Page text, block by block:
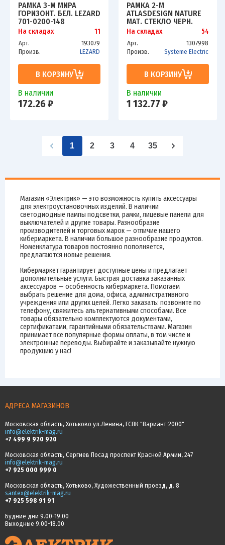
РАМКА 3-М МИРА
ГОРИЗОНТ. БЕЛ. LEZARD
701-0200-148
На складах 11
Арт.
193079
Произв.
LEZARD
В КОРЗИНУ
В наличии
172.26 ₽
РАМКА 2-М
ATLASDESIGN NATURE
МАТ. СТЕКЛО ЧЕРН.
SCHE ATN331002
На складах 54
Арт.
1307998
Произв.
Systeme Electric
В КОРЗИНУ
В наличии
1 132.77 ₽
1 2 3 4 35
Магазин «Электрик» — это возможность купить аксессуары
для электроустановочных изделий. В наличии
светодиодные лампы подсветки, рамки, лицевые панели для
выключателей и другие товары. Разнообразие
производителей и торговых марок — отличие нашего
кибермаркета. В наличии большое разнообразие продуктов.
Номенклатура товаров постоянно пополняется,
предлагаются новые решения.
Кибермаркет гарантирует доступные цены и предлагает
дополнительные услуги. Быстрая доставка заказанных
аксессуаров — особенность кибермаркета. Помогаем
выбрать решение для дома, офиса, административного
учреждения или других целей. Легко заказать: позвоните по
телефону, свяжитесь альтернативными способами. Все
товары обязательно комплектуются документами,
сертификатами, гарантийными обязательствами. Магазин
принимает все популярные формы оплаты, в том числе и
электронные переводы. Выбирайте и заказывайте нужную
продукцию у нас!
АДРЕСА МАГАЗИНОВ
Московская область, Хотьково ул.Ленина, ГСПК "Вариант-2000"
info@elektrik-mag.ru
+7 499 9 920 920
Московская область, Сергиев Посад проспект Красной Армии, 247
info@elektrik-mag.ru
+7 925 000 999 0
Московская область, Хотьково, Художественный проезд, д. 8
santex@elektrik-mag.ru
+7 925 598 91 91
Будние дни 9.00-19.00
Выходные 9.00-18.00